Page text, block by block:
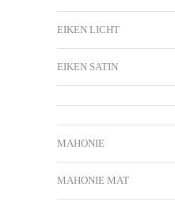
EIKEN LICHT
EIKEN SATIN
MAHONIE
MAHONIE MAT